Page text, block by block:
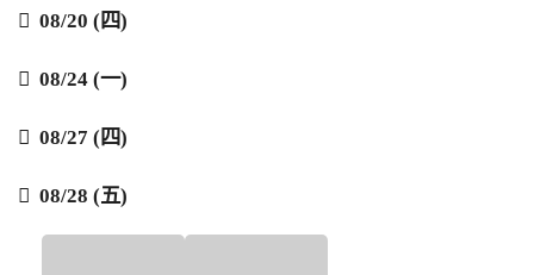
 08/20 (四)
 08/24 (一)
 08/27 (四)
 08/28 (五)